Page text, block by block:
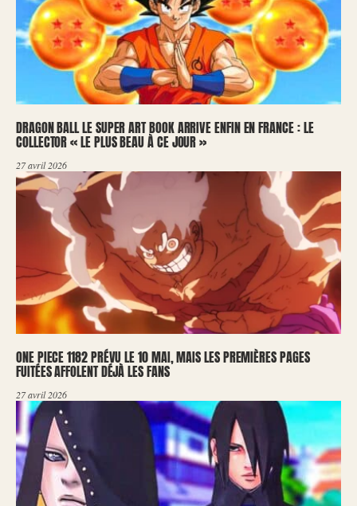
DRAGON BALL LE SUPER ART BOOK ARRIVE ENFIN EN FRANCE : LE
COLLECTOR « LE PLUS BEAU À CE JOUR »
27 avril 2026
ONE PIECE 1182 PRÉVU LE 10 MAI, MAIS LES PREMIÈRES PAGES
FUITÉES AFFOLENT DÉJÀ LES FANS
27 avril 2026